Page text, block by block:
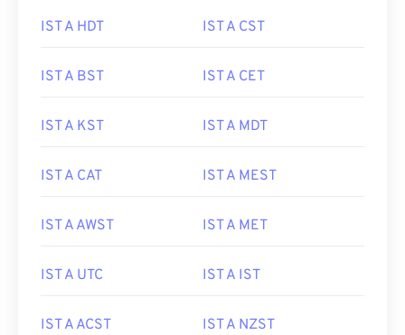
IST A HDT IST A CST
IST A BST IST A CET
IST A KST IST A MDT
IST A CAT IST A MEST
IST A AWST IST A MET
IST A UTC IST A IST
IST A ACST IST A NZST